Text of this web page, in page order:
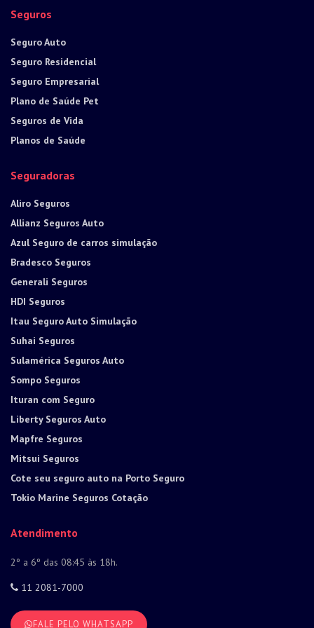
Seguros
Seguro Auto
Seguro Residencial
Seguro Empresarial
Plano de Saúde Pet
Seguros de Vida
Planos de Saúde
Seguradoras
Aliro Seguros
Allianz Seguros Auto
Azul Seguro de carros simulação
Bradesco Seguros
Generali Seguros
HDI Seguros
Itau Seguro Auto Simulação
Suhai Seguros
Sulamérica Seguros Auto
Sompo Seguros
Ituran com Seguro
Liberty Seguros Auto
Mapfre Seguros
Mitsui Seguros
Cote seu seguro auto na Porto Seguro
Tokio Marine Seguros Cotação
Atendimento
2º a 6º das 08:45 às 18h.
11 2081-7000
FALE PELO WHATSAPP